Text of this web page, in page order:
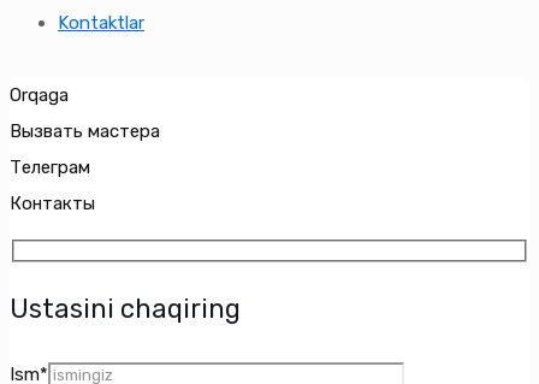
Kontaktlar
Orqaga
Вызвать мастера
Телеграм
Контакты
Ustasini chaqiring
Ism*